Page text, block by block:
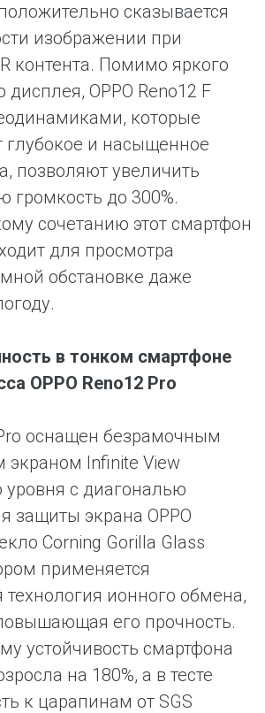
сказывается
изображении при
контента. Помимо яркого
дисплея, OPPO Reno12 F
которые
глубокое и насыщенное
позволяют увеличить
громкость до 300%.
сочетанию этот смартфон
для просмотра
обстановке даже
в тонком смартфоне
OPPO Reno12 Pro
оснащен безрамочным
экраном Infinite View
уровня с диагональю
защиты экрана OPPO
Corning Gorilla Glass
применяется
ионного обмена,
его прочность.
устойчивость смартфона
на 180%, а в тесте
к царапинам от SGS